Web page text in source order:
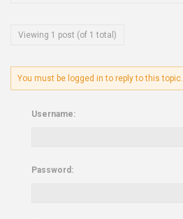
Viewing 1 post (of 1 total)
You must be logged in to reply to this topic.
Username:
Password: